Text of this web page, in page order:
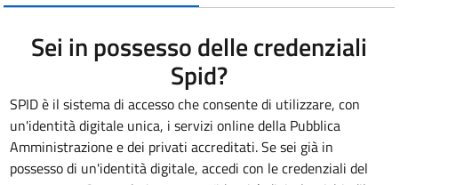
Sei in possesso delle credenziali
Spid?
SPID è il sistema di accesso che consente di utilizzare, con
un'identità digitale unica, i servizi online della Pubblica
Amministrazione e dei privati accreditati. Se sei già in
possesso di un'identità digitale, accedi con le credenziali del